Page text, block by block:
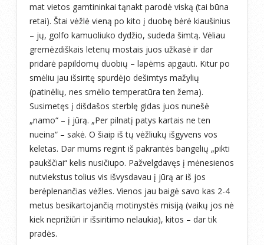
mat vietos gamtininkai tąnakt parodė viską (tai būna
retai). Štai vėžlė vieną po kito į duobę bėrė kiaušinius
– jų, golfo kamuoliuko dydžio, sudeda šimtą. Vėliau
gremėzdiškais letenų mostais juos užkasė ir dar
pridarė papildomų duobių – lapėms apgauti. Kitur po
smėliu jau išsiritę spurdėjo dešimtys mažylių
(patinėlių, nes smėlio temperatūra ten žema).
Susimetęs į dišdašos sterblę gidas juos nunešė
„namo“ – į jūrą. „Per pilnatį patys kartais ne ten
nueina“ – sakė. O šiaip iš tų vėžliukų išgyvens vos
keletas. Dar mums regint iš pakrantės bangelių „pikti
paukščiai“ kelis nusičiupo. Pažvelgdavęs į mėnesienos
nutviekstus tolius vis išvysdavau į jūrą ar iš jos
berėplenančias vėžles. Vienos jau baigė savo kas 2-4
metus besikartojančią motinystės misiją (vaikų jos nė
kiek neprižiūri ir išsiritimo nelaukia), kitos – dar tik
pradės.